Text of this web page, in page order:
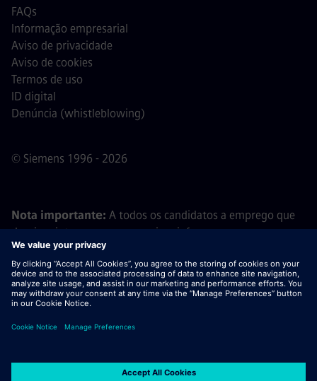
© Siemens 1996 - 2026
FAQs
Informação empresarial
Aviso de privacidade
Aviso de cookies
Termos de uso
ID digital
Denúncia (whistleblowing)
Nota importante: A todos os candidatos a emprego que
desejem integrar a nossa equipa, informamos que a
Siemens não solicita o pagamento de quaisquer taxas
antes, durante ou após o processo de candidatura. Não
pedimos dados bancários ou informações financeiras
pessoais em troca de uma promessa de emprego. Da
que pareçam ter sido enviados por um recrutador da
contactado por um dos nossos profissionais no âmbito de